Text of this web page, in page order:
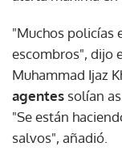
"Muchos policías
escombros", dijo
Muhammad Ijaz
agentes solían
"Se están
salvos", añadió.